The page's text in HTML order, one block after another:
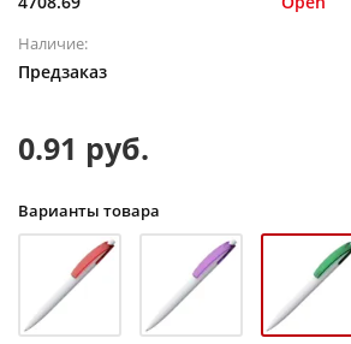
Наличие:
Предзаказ
0.91 руб.
Варианты товара